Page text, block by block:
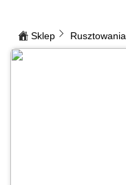
Sklep Rusztowania